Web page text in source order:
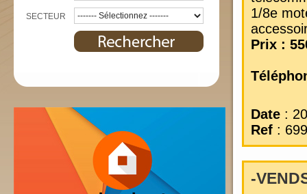
1/8e
Prix :
Date :
Ref :
-
SECTEUR